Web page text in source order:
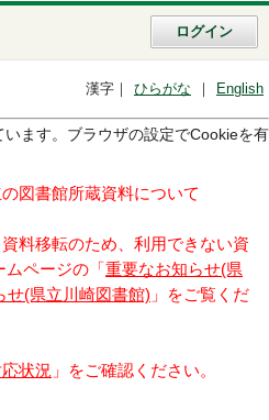
ログイン
漢字 ひらがな English
ます。ブラウザの設定でCookieを有
図書館所蔵資料について
料移転のため、利用できない資
ページの「 重要なお知らせ(県
せ(県立川崎図書館) 」をご覧くだ
状況 」をご確認ください。